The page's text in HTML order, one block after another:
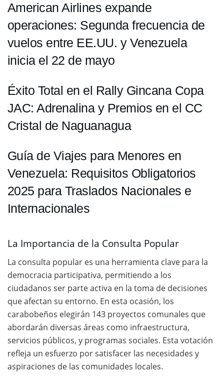
American Airlines expande
operaciones: Segunda frecuencia de
vuelos entre EE.UU. y Venezuela
inicia el 22 de mayo
Éxito Total en el Rally Gincana Copa
JAC: Adrenalina y Premios en el CC
Cristal de Naguanagua
Guía de Viajes para Menores en
Venezuela: Requisitos Obligatorios
2025 para Traslados Nacionales e
Internacionales
La Importancia de la Consulta Popular
La consulta popular es una herramienta clave para la
democracia participativa, permitiendo a los
ciudadanos ser parte activa en la toma de decisiones
que afectan su entorno. En esta ocasión, los
carabobeños elegirán 143 proyectos comunales que
abordarán diversas áreas como infraestructura,
servicios públicos, y programas sociales. Esta votación
refleja un esfuerzo por satisfacer las necesidades y
aspiraciones de las comunidades locales.